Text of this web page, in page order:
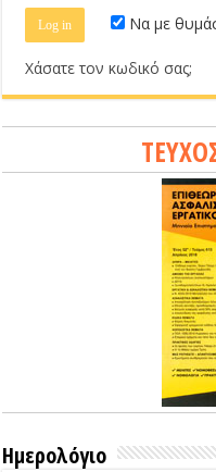
Να με
Χάσατε τον κωδικό σας;
Ημερολόγιο